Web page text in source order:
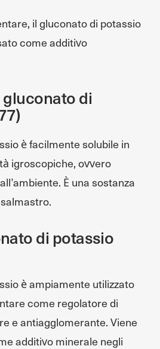
il gluconato di potassio
come additivo
di
è facilmente solubile in
igroscopiche, ovvero
È una sostanza
di potassio
è ampiamente utilizzato
come regolatore di
e antiagglomerante. Viene
additivo minerale negli